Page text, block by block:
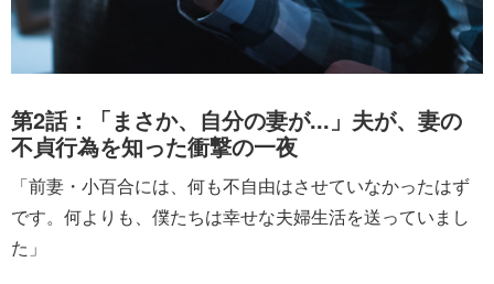
第2話：「まさか、自分の妻が...」夫が、妻の
不貞行為を知った衝撃の一夜
「前妻・小百合には、何も不自由はさせていなかったはず
です。何よりも、僕たちは幸せな夫婦生活を送っていまし
た」